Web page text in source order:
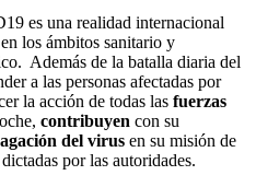
es una realidad internacional
los ámbitos sanitario y
Además de la batalla diaria del
a las personas afectadas por
la acción de todas las fuerzas
contribuyen con su
del virus en su misión de
por las autoridades.